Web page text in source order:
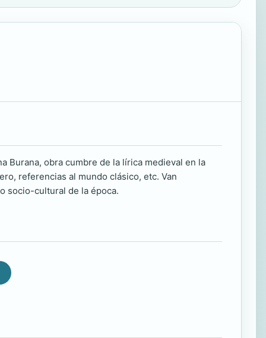
Burana, obra cumbre de la lírica medieval en la
referencias al mundo clásico, etc. Van
socio-cultural de la época.